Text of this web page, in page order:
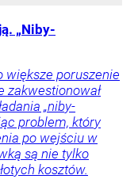
„Niby-
większe poruszenie
zakwestionował
„niby-
problem, który
po wejściu w
są nie tylko
kosztów.